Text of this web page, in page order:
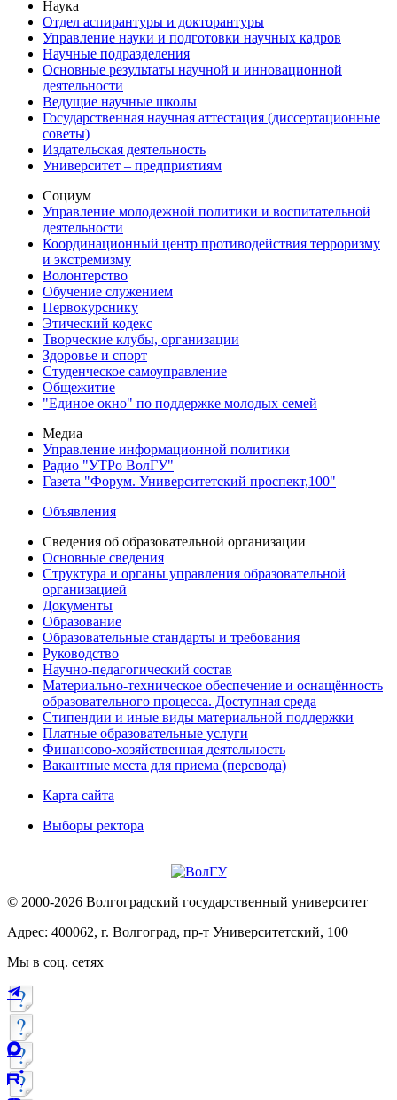
Наука
Отдел аспирантуры и докторантуры
Управление науки и подготовки научных кадров
Научные подразделения
Основные результаты научной и инновационной
деятельности
Ведущие научные школы
Государственная научная аттестация (диссертационные
советы)
Издательская деятельность
Университет – предприятиям
Социум
Управление молодежной политики и воспитательной
деятельности
Координационный центр противодействия терроризму
и экстремизму
Волонтерство
Обучение служением
Первокурснику
Этический кодекс
Творческие клубы, организации
Здоровье и спорт
Студенческое самоуправление
Общежитие
"Единое окно" по поддержке молодых семей
Медиа
Управление информационной политики
Радио "УТРо ВолГУ"
Газета "Форум. Университетский проспект,100"
Объявления
Сведения об образовательной организации
Основные сведения
Структура и органы управления образовательной
организацией
Документы
Образование
Образовательные стандарты и требования
Руководство
Научно-педагогический состав
Материально-техническое обеспечение и оснащённость
образовательного процесса. Доступная среда
Стипендии и иные виды материальной поддержки
Платные образовательные услуги
Финансово-хозяйственная деятельность
Вакантные места для приема (перевода)
Карта сайта
Выборы ректора
© 2000-2026 Волгоградский государственный университет
Адрес: 400062, г. Волгоград, пр-т Университетский, 100
Мы в соц. сетях